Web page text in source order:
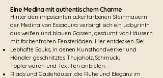
Eine Medina mit authentischem Charme
Hinter den imposanten ockerfarbenen Steinmauern
der Medina von Essaouira verbirgt sich ein Labyrinth
aus weißen und blauen Gassen, gesäumt von Häusern
mit farbenfrohen Fensterläden. Hier entdecken Sie:
Lebhafte Souks, in denen Kunsthandwerker und
Händler geschnitztes Thujaholz, Schmuck,
Töpferwaren und Textilien anbieten.
Riads und Gästehäuser, die Ruhe und Eleganz im